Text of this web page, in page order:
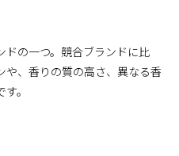
ドの一つ。競合ブランドに比
や、香りの質の高さ、異なる香
。